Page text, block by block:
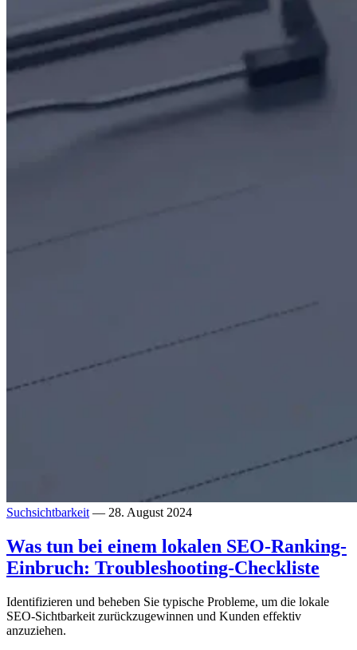
Suchsichtbarkeit — 28. August 2024
Was tun bei einem lokalen SEO-Ranking-
Einbruch: Troubleshooting-Checkliste
Identifizieren und beheben Sie typische Probleme, um die lokale
SEO-Sichtbarkeit zurückzugewinnen und Kunden effektiv
anzuziehen.